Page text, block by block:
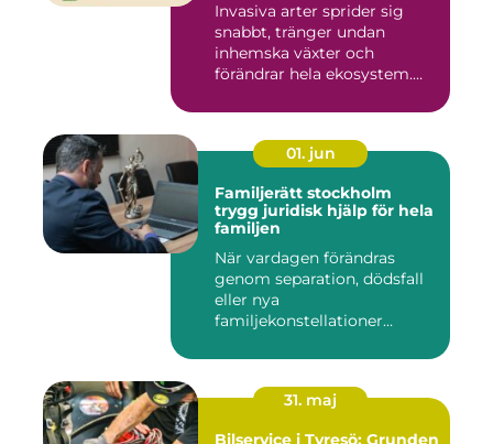
Invasiva arter sprider sig
snabbt, tränger undan
inhemska växter och
förändrar hela ekosystem.
01. jun
Familjerätt stockholm
trygg juridisk hjälp för hela
familjen
När vardagen förändras
genom separation, dödsfall
eller nya
familjekonstellationer
31. maj
Bilservice i Tyresö: Grunden